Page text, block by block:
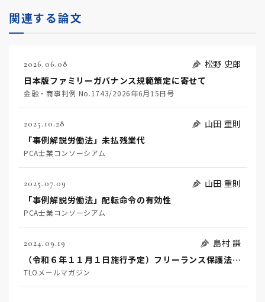
関連する論文
2026.06.08
松野 史郎
日本版ファミリーガバナンス規範策定に寄せて
金融・商事判例 No.1743/2026年6月15日号
2025.10.28
山田 重則
「事例解説労働法」未払残業代
PCA士業コンソーシアム
2025.07.09
山田 重則
「事例解説労働法」配転命令の有効性
PCA士業コンソーシアム
2024.09.19
島村 謙
（令和６年１１月１日施行予定）フリーランス保護法の要点と事前準備を要する事項（後編）
TLOメールマガジン